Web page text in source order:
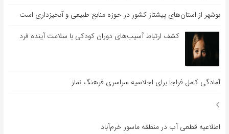
بوشهر از استان‌های پیشتاز کشور در حوزه منابع طبیعی و آبخیزداری است
کشف ارتباط آسیب‌های دوران کودکی با سلامت آینده فرد
آمادگی کامل فراجا برای اجلاسیه سراسری فرهنگ نماز
اطلاعیه قطعی آب در منطقه ماسور خرم‌آباد